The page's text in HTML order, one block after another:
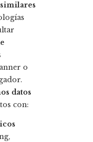
o
datos
con: